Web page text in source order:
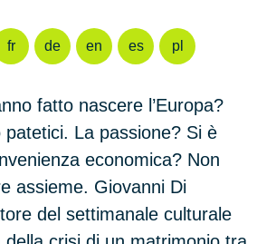
fr de en es pl
fatto nascere l’Europa?
patetici. La passione? Si è
economica? Non
assieme. Giovanni Di
del settimanale culturale